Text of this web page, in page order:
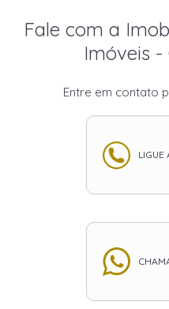
Fale com a
Imóveis -
Entre em contato
LIGUE